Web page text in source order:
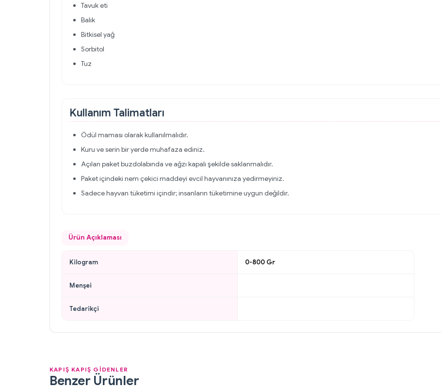
Tavuk eti
Balık
Bitkisel yağ
Sorbitol
Tuz
Kullanım Talimatları
Ödül maması olarak kullanılmalıdır.
Kuru ve serin bir yerde muhafaza ediniz.
Açılan paket buzdolabında ve ağzı kapalı şekilde saklanmalıdır.
Paket içindeki nem çekici maddeyi evcil hayvanınıza yedirmeyiniz.
Sadece hayvan tüketimi içindir; insanların tüketimine uygun değildir.
Ürün Açıklaması
Kilogram 0-800 Gr
Menşei
Tedarikçi
KAPIŞ KAPIŞ GİDENLER
Benzer Ürünler